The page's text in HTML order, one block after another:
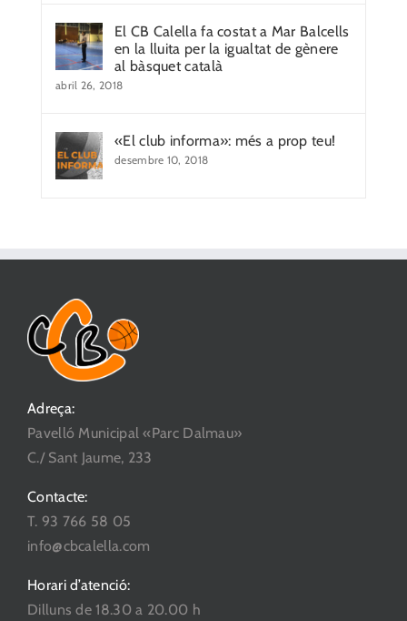
El CB Calella fa costat a Mar Balcells
en la lluita per la igualtat de gènere
al bàsquet català
abril 26, 2018
«El club informa»: més a prop teu!
desembre 10, 2018
Adreça:
Pavelló Municipal «Parc Dalmau»
C./ Sant Jaume, 233
Contacte:
T. 93 766 58 05
info@cbcalella.com
Horari d’atenció:
Dilluns de 18.30 a 20.00 h